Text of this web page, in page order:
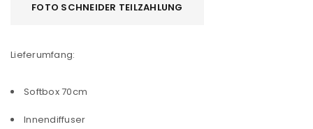
FOTO SCHNEIDER TEILZAHLUNG
Lieferumfang:
Softbox 70cm
Innendiffuser